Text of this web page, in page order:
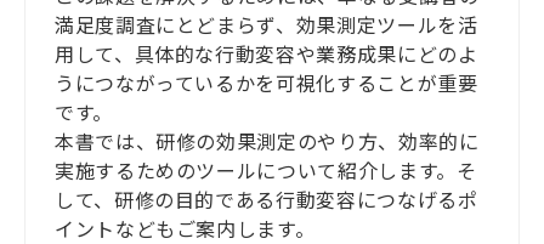
満足度調査にとどまらず、効果測定ツールを活
用して、具体的な行動変容や業務成果にどのよ
うにつながっているかを可視化することが重要
です。
本書では、研修の効果測定のやり方、効率的に
実施するためのツールについて紹介します。そ
して、研修の目的である行動変容につなげるポ
イントなどもご案内します。